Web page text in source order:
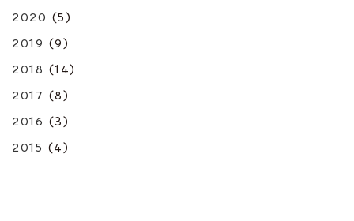
2020 (5)
2019 (9)
2018 (14)
2017 (8)
2016 (3)
2015 (4)